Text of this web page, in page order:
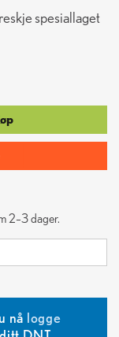
spesiallaget
2–3 dager.
nå logge